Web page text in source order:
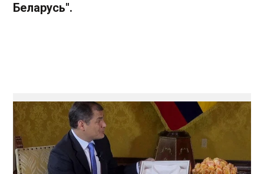
Беларусь".